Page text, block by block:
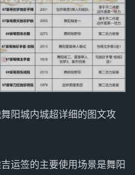
阳城内城超详细的图文攻
运签的主要使用场景是舞阳